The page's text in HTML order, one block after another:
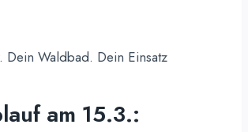
Dein Waldbad. Dein Einsatz
am 15.3.: